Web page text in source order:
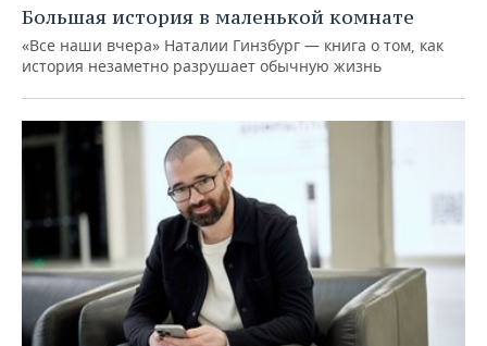
Большая история в маленькой комнате
«Все наши вчера» Наталии Гинзбург — книга о том, как
история незаметно разрушает обычную жизнь